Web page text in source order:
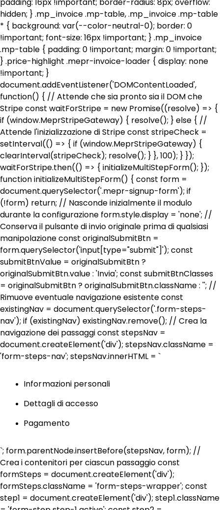
padding: 16px !important; border-radius: 8px; overflow:
hidden; } .mp_invoice .mp-table, .mp_invoice .mp-table
* { background: var(--color-neutral-0); border: 0
!important; font-size: 16px !important; } .mp_invoice
.mp-table { padding: 0 !important; margin: 0 !important;
} .price-highlight .mepr-invoice-loader { display: none
!important; }
document.addEventListener('DOMContentLoaded',
function() { // Attende che sia pronto sia il DOM che
Stripe const waitForStripe = new Promise((resolve) => {
if (window.MeprStripeGateway) { resolve(); } else { //
Attende l'inizializzazione di Stripe const stripeCheck =
setInterval(() => { if (window.MeprStripeGateway) {
clearInterval(stripeCheck); resolve(); } }, 100); } });
waitForStripe.then(() => { initializeMultiStepForm(); });
function initializeMultiStepForm() { const form =
document.querySelector('.mepr-signup-form'); if
(!form) return; // Nasconde inizialmente il modulo
durante la configurazione form.style.display = 'none'; //
Conserva il pulsante di invio originale prima di qualsiasi
manipolazione const originalSubmitBtn =
form.querySelector('input[type="submit"]'); const
submitBtnValue = originalSubmitBtn ?
originalSubmitBtn.value : 'Invia'; const submitBtnClasses
= originalSubmitBtn ? originalSubmitBtn.className : ''; //
Rimuove eventuale navigazione esistente const
existingNav = document.querySelector('.form-steps-
nav'); if (existingNav) existingNav.remove(); // Crea la
navigazione dei passaggi const stepsNav =
document.createElement('div'); stepsNav.className =
'form-steps-nav'; stepsNav.innerHTML = `
Informazioni personali
Dettagli di accesso
Pagamento
`; form.parentNode.insertBefore(stepsNav, form); //
Crea i contenitori per ciascun passaggio const
formSteps = document.createElement('div');
formSteps.className = 'form-steps-wrapper'; const
step1 = document.createElement('div'); step1.className